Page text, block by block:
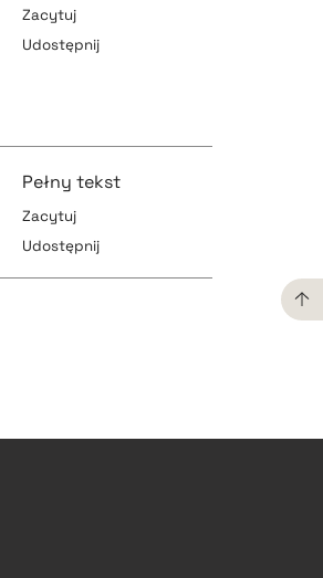
Zacytuj
Udostępnij
pobierz cytat
Pełny tekst
Zacytuj
Udostępnij